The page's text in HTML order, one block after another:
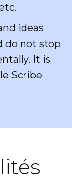
ideas
do not stop
It is
Scribe